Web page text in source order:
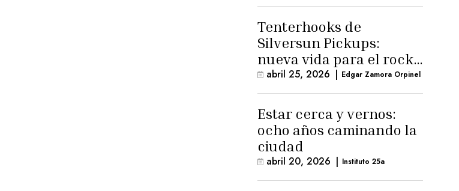
Tenterhooks de
Silversun Pickups:
nueva vida para el rock
alternativo
abril 25, 2026 | Edgar Zamora Orpinel
Estar cerca y vernos:
ocho años caminando la
ciudad
abril 20, 2026 | Instituto 25a